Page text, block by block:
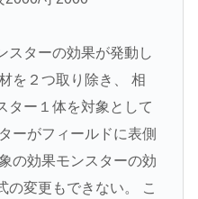
ターの効果が発動し
を２つ取り除き、 相
ター１体を対象として
ーがフィールドに表側
の効果モンスターの効
の変更もできない。 こ